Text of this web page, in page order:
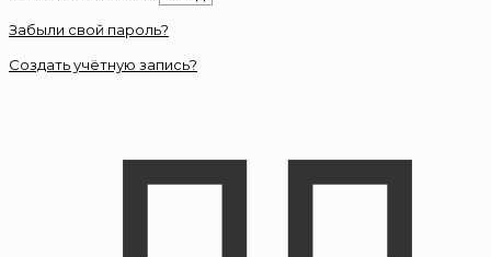
Забыли свой пароль?
Создать учётную запись?